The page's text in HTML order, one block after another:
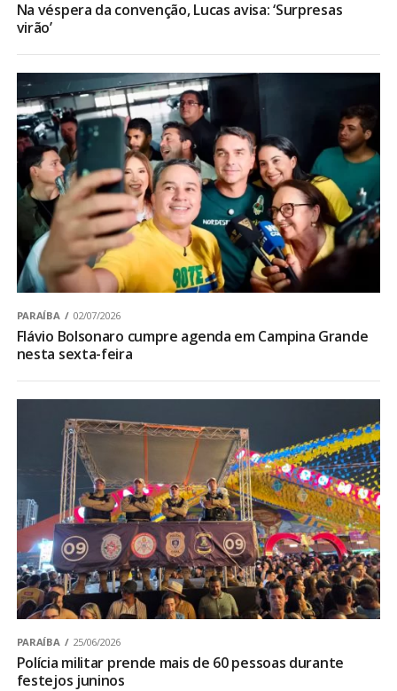
Na véspera da convenção, Lucas avisa: ‘Surpresas
virão’
PARAÍBA 02/07/2026
Flávio Bolsonaro cumpre agenda em Campina Grande
nesta sexta-feira
PARAÍBA 25/06/2026
Polícia militar prende mais de 60 pessoas durante
festejos juninos